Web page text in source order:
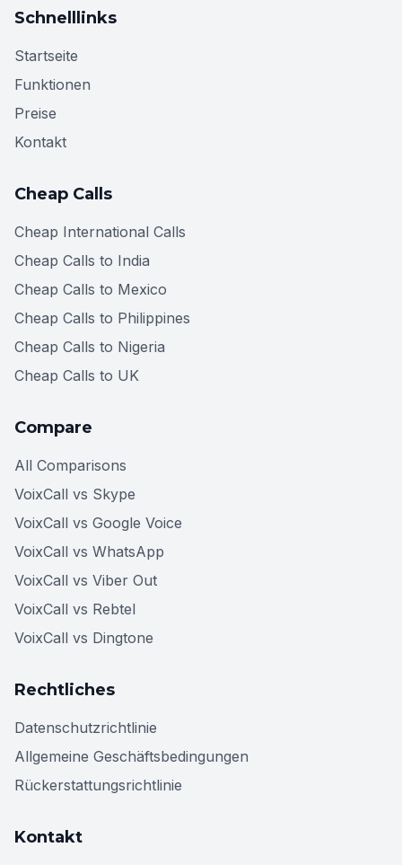
Schnelllinks
Startseite
Funktionen
Preise
Kontakt
Cheap Calls
Cheap International Calls
Cheap Calls to India
Cheap Calls to Mexico
Cheap Calls to Philippines
Cheap Calls to Nigeria
Cheap Calls to UK
Compare
All Comparisons
VoixCall vs Skype
VoixCall vs Google Voice
VoixCall vs WhatsApp
VoixCall vs Viber Out
VoixCall vs Rebtel
VoixCall vs Dingtone
Rechtliches
Datenschutzrichtlinie
Allgemeine Geschäftsbedingungen
Rückerstattungsrichtlinie
Kontakt